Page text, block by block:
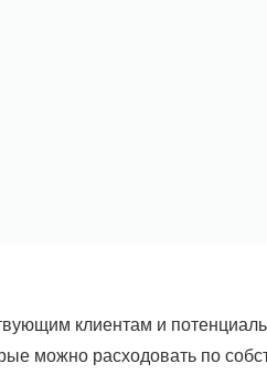
клиентам и
можно расходовать по